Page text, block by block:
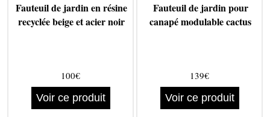
Fauteuil de jardin en résine
recyclée beige et acier noir
100€
Voir ce produit
Fauteuil de jardin pour
canapé modulable cactus
139€
Voir ce produit